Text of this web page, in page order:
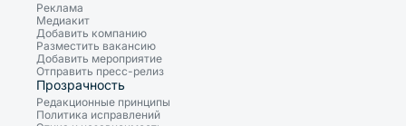
Реклама
Медиакит
Добавить компанию
Разместить вакансию
Добавить мероприятие
Отправить пресс-релиз
Прозрачность
Редакционные принципы
Политика исправлений